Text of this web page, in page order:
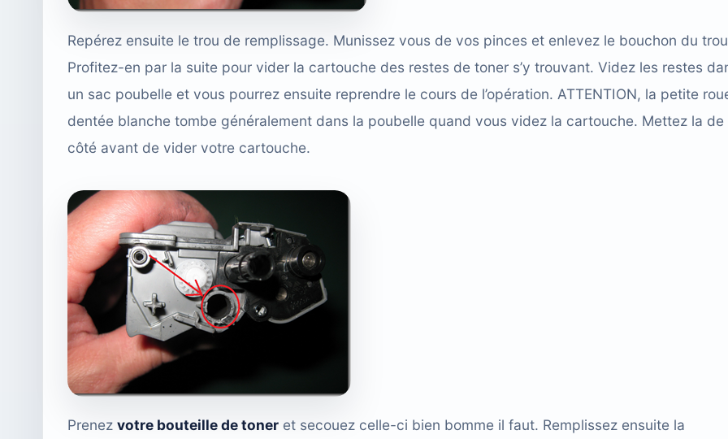
Repérez ensuite le trou de remplissage. Munissez vous de vos pinces et enlevez le bouchon du
Profitez-en par la suite pour vider la cartouche des restes de toner s’y trouvant. Videz les restes
un sac poubelle et vous pourrez ensuite reprendre le cours de l’opération. ATTENTION, la petite
dentée blanche tombe généralement dans la poubelle quand vous videz la cartouche. Mettez la de
côté avant de vider votre cartouche.
Prenez votre bouteille de toner et secouez celle-ci bien bomme il faut. Remplissez ensuite la